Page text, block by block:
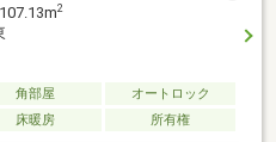
2
角部屋
オートロック
床暖房 所有権